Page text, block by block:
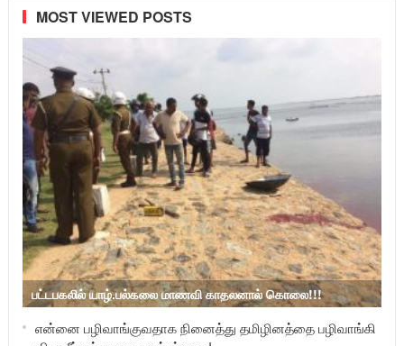
MOST VIEWED POSTS
பட்டபகலில் யாழ்.பல்கலை மாணவி காதலனால் கொலை!!!
என்னை பழிவாங்குவதாக நினைத்து தமிழினத்தை பழிவாங்கி